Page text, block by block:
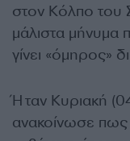
στον Κόλπο του
μάλιστα
γίνει «όμηρος»
Ήταν Κυριακή
ανακοίνωσε